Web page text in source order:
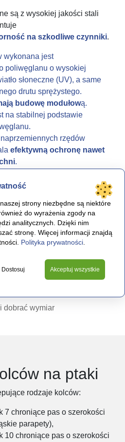
są z wysokiej jakości stali
na szkodliwe czynniki.
wykonana jest
poliwęglanu o wysokiej
słoneczne (UV), a same
drutu sprężystego.
budowę modułową.
na stabilnej podstawie
rzędów
efektywną ochronę nawet
.
w trudno dostępnych
w pasy po długości
siebie, gdy powierzchnia
kolców sąodporne
orazdługookresowe
dobrać wymiar
na ptaki
rodzaje kolców:
7 chroniące pas o szerokości
parapety),
10 chroniące pas o szerokości
strony niezbędne są niektóre
do wyrażenia zgody na
analitycznych. Dzięki nim
stronę. Więcej informacji znajdą
Polityka prywatności
Dostosuj Akceptuj wszystkie